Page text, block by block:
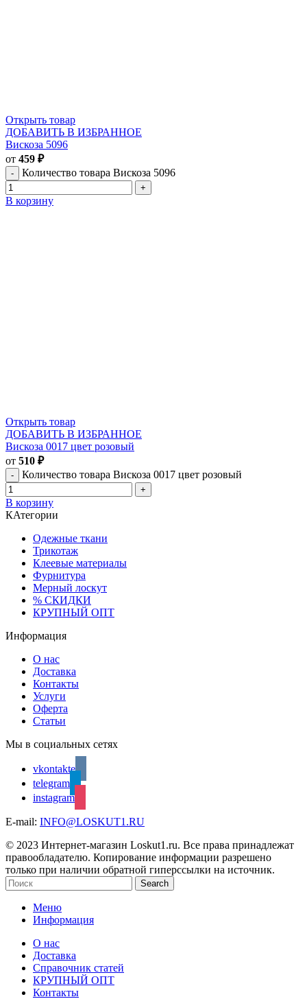
Открыть товар
ДОБАВИТЬ В ИЗБРАННОЕ
Вискоза 5096
от 459 ₽
Количество товара Вискоза 5096
В корзину
Открыть товар
ДОБАВИТЬ В ИЗБРАННОЕ
Вискоза 0017 цвет розовый
от 510 ₽
Количество товара Вискоза 0017 цвет розовый
В корзину
КАтегории
Одежные ткани
Трикотаж
Клеевые материалы
Фурнитура
Мерный лоскут
% СКИДКИ
КРУПНЫЙ ОПТ
Информация
О нас
Доставка
Контакты
Услуги
Оферта
Статьи
Мы в социальных сетях
vkontakte
telegram
instagram
E-mail: INFO@LOSKUT1.RU
© 2023 Интернет-магазин Loskut1.ru. Все права принадлежат
правообладателю. Копирование информации разрешено
только при наличии обратной гиперссылки на источник.
Search
Меню
Информация
О нас
Доставка
Справочник статей
КРУПНЫЙ ОПТ
Контакты